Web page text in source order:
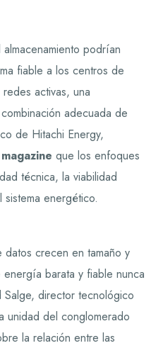
podrían
fiable a los centros de
activas, una
adecuada de
de Hitachi Energy,
que los enfoques
técnica, la viabilidad
energético.
crecen en tamaño y
barata y fiable nunca
director tecnológico
unidad del conglomerado
la relación entre las